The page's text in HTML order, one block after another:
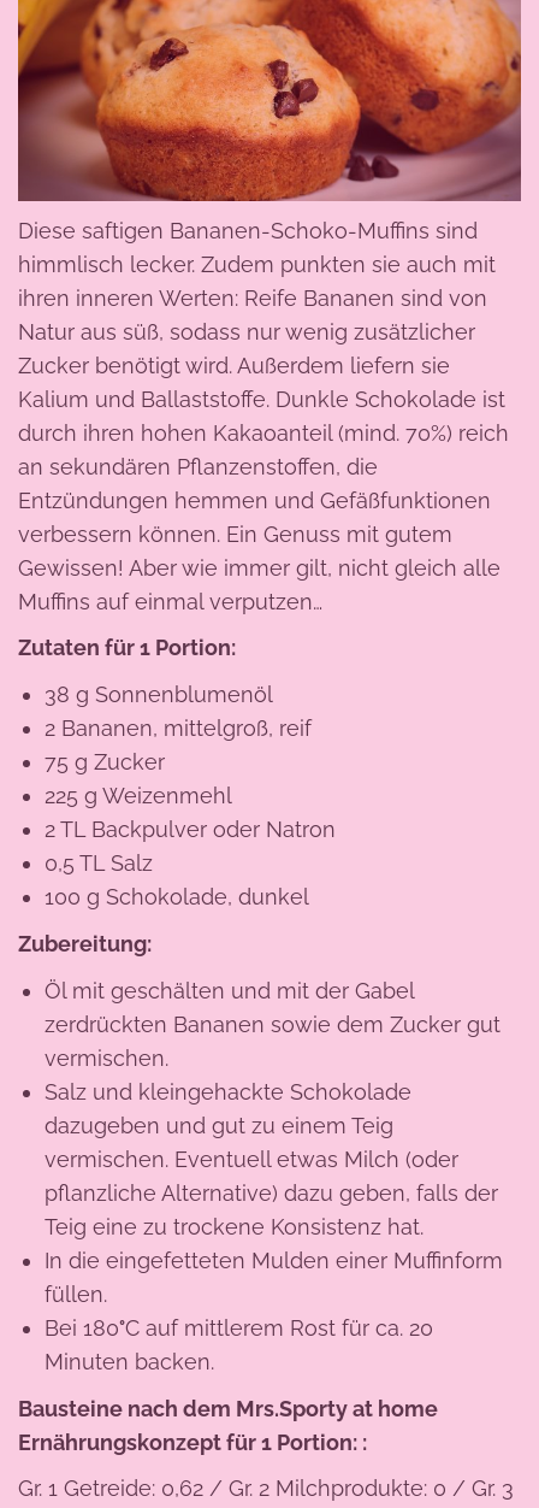
Diese saftigen Bananen-Schoko-Muffins sind
himmlisch lecker. Zudem punkten sie auch mit
ihren inneren Werten: Reife Bananen sind von
Natur aus süß, sodass nur wenig zusätzlicher
Zucker benötigt wird. Außerdem liefern sie
Kalium und Ballaststoffe. Dunkle Schokolade ist
durch ihren hohen Kakaoanteil (mind. 70%) reich
an sekundären Pflanzenstoffen, die
Entzündungen hemmen und Gefäßfunktionen
verbessern können. Ein Genuss mit gutem
Gewissen! Aber wie immer gilt, nicht gleich alle
Muffins auf einmal verputzen…
Zutaten für 1 Portion:
38 g Sonnenblumenöl
2 Bananen, mittelgroß, reif
75 g Zucker
225 g Weizenmehl
2 TL Backpulver oder Natron
0,5 TL Salz
100 g Schokolade, dunkel
Zubereitung:
Öl mit geschälten und mit der Gabel
zerdrückten Bananen sowie dem Zucker gut
vermischen.
Salz und kleingehackte Schokolade
dazugeben und gut zu einem Teig
vermischen. Eventuell etwas Milch (oder
pflanzliche Alternative) dazu geben, falls der
Teig eine zu trockene Konsistenz hat.
In die eingefetteten Mulden einer Muffinform
füllen.
Bei 180°C auf mittlerem Rost für ca. 20
Minuten backen.
Bausteine nach dem Mrs.Sporty at home
Ernährungskonzept für 1 Portion: :
Gr. 1 Getreide: 0,62 / Gr. 2 Milchprodukte: 0 / Gr. 3